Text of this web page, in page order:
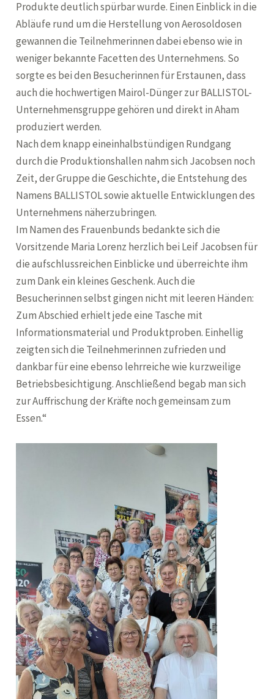
Produkte deutlich spürbar wurde. Einen Einblick in die
Abläufe rund um die Herstellung von Aerosoldosen
gewannen die Teilnehmerinnen dabei ebenso wie in
weniger bekannte Facetten des Unternehmens. So
sorgte es bei den Besucherinnen für Erstaunen, dass
auch die hochwertigen Mairol-Dünger zur BALLISTOL-
Unternehmensgruppe gehören und direkt in Aham
produziert werden.
Nach dem knapp eineinhalbstündigen Rundgang
durch die Produktionshallen nahm sich Jacobsen noch
Zeit, der Gruppe die Geschichte, die Entstehung des
Namens BALLISTOL sowie aktuelle Entwicklungen des
Unternehmens näherzubringen.
Im Namen des Frauenbunds bedankte sich die
Vorsitzende Maria Lorenz herzlich bei Leif Jacobsen für
die aufschlussreichen Einblicke und überreichte ihm
zum Dank ein kleines Geschenk. Auch die
Besucherinnen selbst gingen nicht mit leeren Händen:
Zum Abschied erhielt jede eine Tasche mit
Informationsmaterial und Produktproben. Einhellig
zeigten sich die Teilnehmerinnen zufrieden und
dankbar für eine ebenso lehrreiche wie kurzweilige
Betriebsbesichtigung. Anschließend begab man sich
zur Auffrischung der Kräfte noch gemeinsam zum
Essen.“